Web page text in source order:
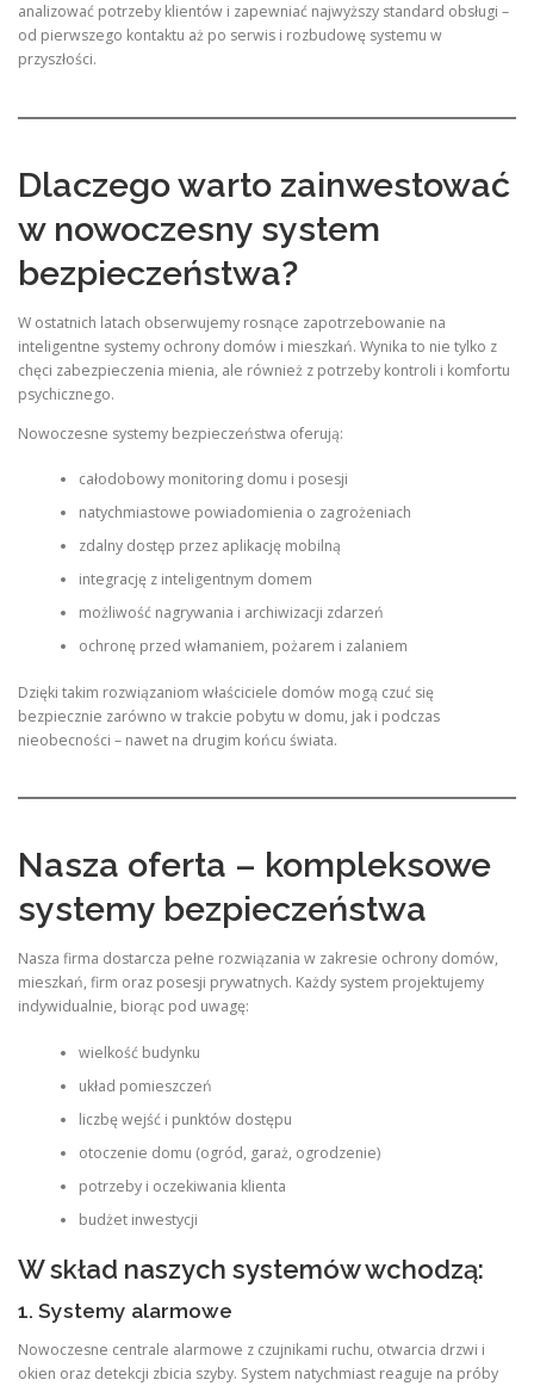
analizować potrzeby klientów i zapewniać najwyższy standard obsługi –
od pierwszego kontaktu aż po serwis i rozbudowę systemu w
przyszłości.
Dlaczego warto zainwestować
w nowoczesny system
bezpieczeństwa?
W ostatnich latach obserwujemy rosnące zapotrzebowanie na
inteligentne systemy ochrony domów i mieszkań. Wynika to nie tylko z
chęci zabezpieczenia mienia, ale również z potrzeby kontroli i komfortu
psychicznego.
Nowoczesne systemy bezpieczeństwa oferują:
całodobowy monitoring domu i posesji
natychmiastowe powiadomienia o zagrożeniach
zdalny dostęp przez aplikację mobilną
integrację z inteligentnym domem
możliwość nagrywania i archiwizacji zdarzeń
ochronę przed włamaniem, pożarem i zalaniem
Dzięki takim rozwiązaniom właściciele domów mogą czuć się
bezpiecznie zarówno w trakcie pobytu w domu, jak i podczas
nieobecności – nawet na drugim końcu świata.
Nasza oferta – kompleksowe
systemy bezpieczeństwa
Nasza firma dostarcza pełne rozwiązania w zakresie ochrony domów,
mieszkań, firm oraz posesji prywatnych. Każdy system projektujemy
indywidualnie, biorąc pod uwagę:
wielkość budynku
układ pomieszczeń
liczbę wejść i punktów dostępu
otoczenie domu (ogród, garaż, ogrodzenie)
potrzeby i oczekiwania klienta
budżet inwestycji
W skład naszych systemów wchodzą:
1. Systemy alarmowe
Nowoczesne centrale alarmowe z czujnikami ruchu, otwarcia drzwi i
okien oraz detekcji zbicia szyby. System natychmiast reaguje na próby